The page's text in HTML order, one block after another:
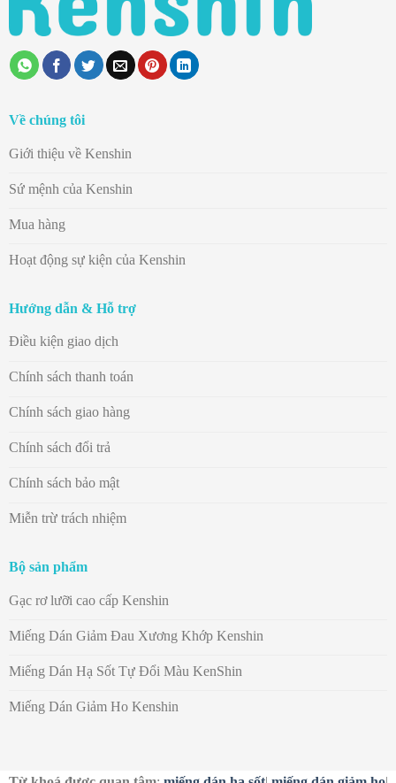
Về chúng tôi
Giới thiệu về Kenshin
Sứ mệnh của Kenshin
Mua hàng
Hoạt động sự kiện của Kenshin
Hướng dẫn & Hỗ trợ
Điều kiện giao dịch
Chính sách thanh toán
Chính sách giao hàng
Chính sách đổi trả
Chính sách bảo mật
Miễn trừ trách nhiệm
Bộ sản phẩm
Gạc rơ lưỡi cao cấp Kenshin
Miếng Dán Giảm Đau Xương Khớp Kenshin
Miếng Dán Hạ Sốt Tự Đổi Màu KenShin
Miếng Dán Giảm Ho Kenshin